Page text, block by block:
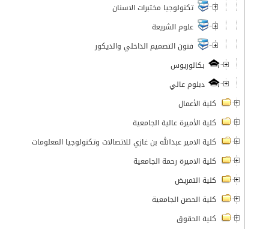
تكنولوجيا مختبرات الاسنان
علوم الشريعة
فنون التصميم الداخلي والديكور
بكالوريوس
دبلوم عالي
كلية الأعمال
كلية الأميرة عالية الجامعية
كلية الامير عبدالله بن غازي للاتصالات وتكنولوجيا المعلومات
كلية الاميرة رحمة الجامعية
كلية التمريض
كلية الحصن الجامعية
كلية الحقوق